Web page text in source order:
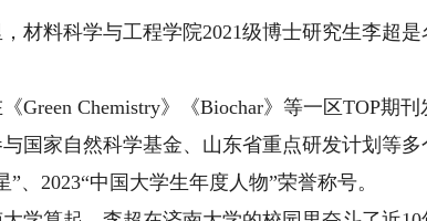
料科学与工程学院2021级博士研究生李超是
Chemistry》《Biochar》等一区TOP期刊
国家自然科学基金、山东省重点研发计划等
、2023“中国大学生年度人物”荣誉称号。